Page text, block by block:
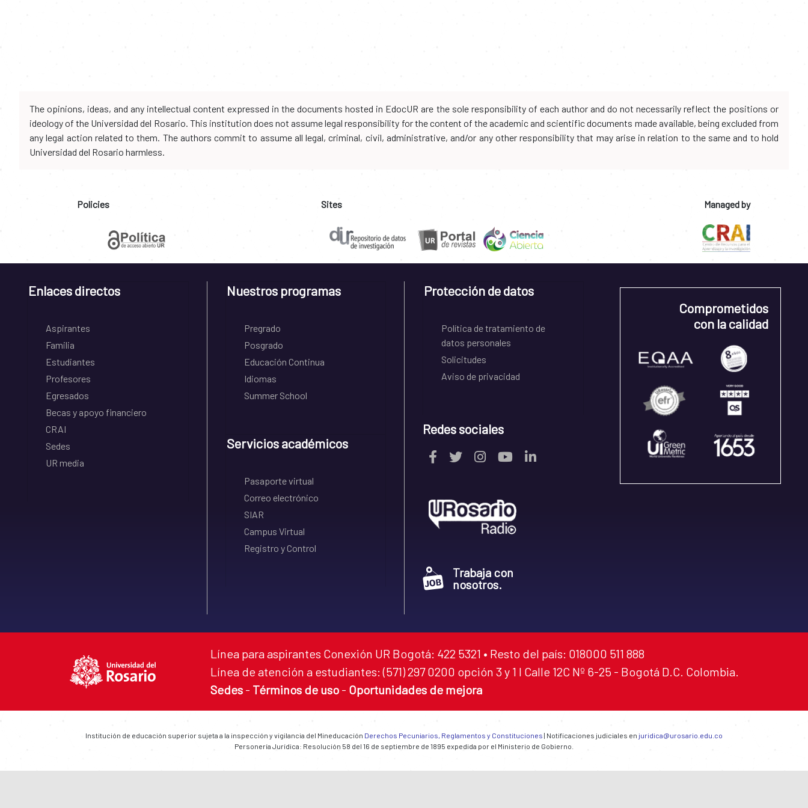
The opinions, ideas, and any intellectual content expressed in the documents hosted in EdocUR are the sole responsibility of each author and do not necessarily reflect the positions or
ideology of the Universidad del Rosario. This institution does not assume legal responsibility for the content of the academic and scientific documents made available, being excluded from
any legal action related to them. The authors commit to assume all legal, criminal, civil, administrative, and/or any other responsibility that may arise in relation to the same and to hold
Universidad del Rosario harmless.
Policies Sites Managed by
Enlaces directos
Aspirantes
Familia
Estudiantes
Profesores
Egresados
Becas y apoyo financiero
CRAI
Sedes
UR media
Nuestros programas
Pregrado
Posgrado
Educación Continua
Idiomas
Summer School
Servicios académicos
Pasaporte virtual
Correo electrónico
SIAR
Campus Virtual
Registro y Control
Protección de datos
Política de tratamiento de
datos personales
Solicitudes
Aviso de privacidad
Redes sociales
Trabaja con
nosotros.
Comprometidos
con la calidad
Línea para aspirantes Conexión UR Bogotá: 422 5321 • Resto del país: 018000 511 888
Línea de atención a estudiantes: (571) 297 0200 opción 3 y 1 I Calle 12C Nº 6-25 - Bogotá D.C. Colombia.
Sedes - Términos de uso - Oportunidades de mejora
Institución de educación superior sujeta a la inspección y vigilancia del Mineducación Derechos Pecuniarios, Reglamentos y Constituciones | Notificaciones judiciales en juridica@urosario.edu.co
Personería Jurídica: Resolución 58 del 16 de septiembre de 1895 expedida por el Ministerio de Gobierno.